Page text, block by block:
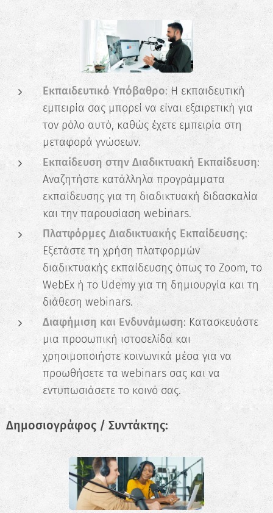
Κάνε το Δωρεάν Τεστ
Επαγγελματικού
Προσανατολισμού!
Ανακάλυψε τις πραγματικές σου
δυνατότητες και σχεδίασε την ιδανική
καριέρα.
Ξεκίνα τώρα
Εκπαιδευτικό Υπόβαθρο: Η εκπαιδευτική
εμπειρία σας μπορεί να είναι εξαιρετική για
τον ρόλο αυτό, καθώς έχετε εμπειρία στη
μεταφορά γνώσεων.
Εκπαίδευση στην Διαδικτυακή Εκπαίδευση:
Αναζητήστε κατάλληλα προγράμματα
εκπαίδευσης για τη διαδικτυακή διδασκαλία
και την παρουσίαση webinars.
Πλατφόρμες Διαδικτυακής Εκπαίδευσης:
Εξετάστε τη χρήση πλατφορμών
διαδικτυακής εκπαίδευσης όπως το Zoom, το
WebEx ή το Udemy για τη δημιουργία και τη
διάθεση webinars.
Διαφήμιση και Ενδυνάμωση: Κατασκευάστε
μια προσωπική ιστοσελίδα και
χρησιμοποιήστε κοινωνικά μέσα για να
προωθήσετε τα webinars σας και να
εντυπωσιάσετε το κοινό σας.
Δημοσιογράφος / Συντάκτης: